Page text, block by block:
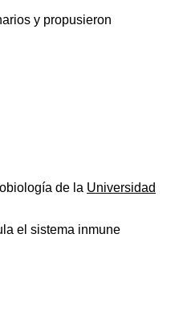
y propusieron
de la Universidad
el sistema inmune